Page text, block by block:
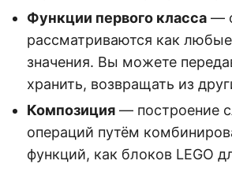
Функции первого класса —
рассматриваются как
значения. Вы можете
хранить, возвращать из
Композиция — построение
операций путём
функций, как блоков LEGO